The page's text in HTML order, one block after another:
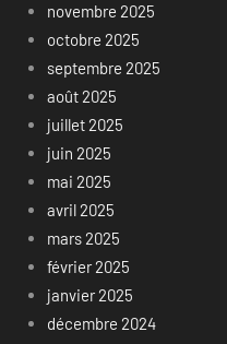
novembre 2025
octobre 2025
septembre 2025
août 2025
juillet 2025
juin 2025
mai 2025
avril 2025
mars 2025
février 2025
janvier 2025
décembre 2024